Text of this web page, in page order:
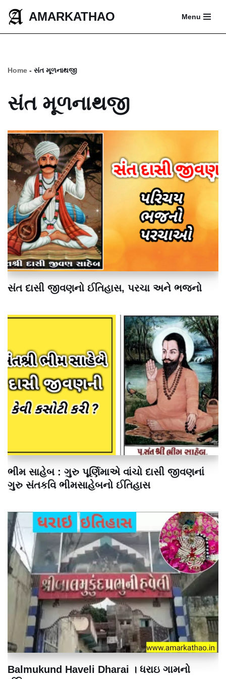
Skip
AMARKATHAO Menu
Home - સંત મૂળનાથજી
સંત મૂળનાથજી
સંત દાસી જીવણનો ઈતિહાસ, પરચા અને ભજનો
ભીમ સાહેબ : ગુરુ પૂર્ણિમાએ વાંચો દાસી જીવણનાં
ગુરુ સંતકવિ ભીમસાહેબનો ઈતિહાસ
Balmukund Haveli Dharai । ધરાઇ ગામનો